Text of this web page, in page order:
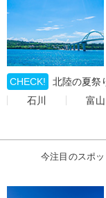
CHECK!
北陸の夏祭
石川
富山
今注目のスポ